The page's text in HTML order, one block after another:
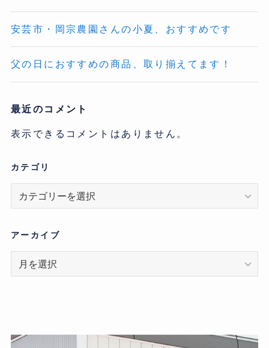
安芸市・岡宗農園さんの小夏、おすすめです
父の日におすすめの商品、取り揃えてます！
最近のコメント
表示できるコメントはありません。
カテゴリ
リ
アーカイブ
ア